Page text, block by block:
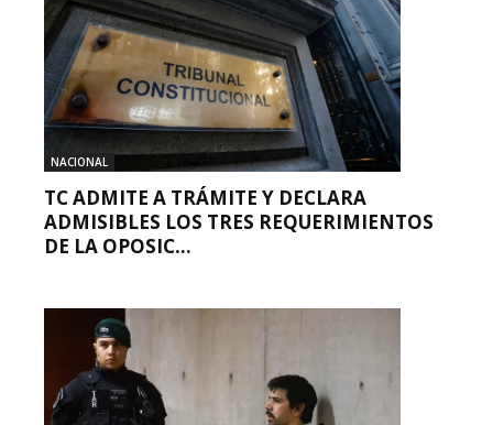
NACIONAL
TC ADMITE A TRÁMITE Y DECLARA
ADMISIBLES LOS TRES REQUERIMIENTOS
DE LA OPOSIC...